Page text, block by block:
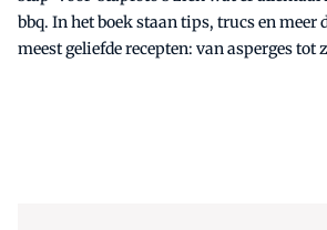
bbq. In het boek staan tips, trucs en meer
meest geliefde recepten: van asperges tot